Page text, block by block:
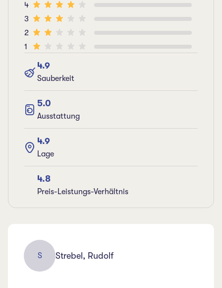
4
3
2
1
4.9
Sauberkeit
5.0
Ausstattung
4.9
Lage
4.8
Preis-Leistungs-Verhältnis
S Strebel, Rudolf